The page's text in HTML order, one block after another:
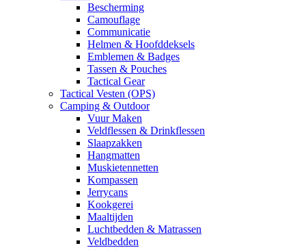
Bescherming
Camouflage
Communicatie
Helmen & Hoofddeksels
Emblemen & Badges
Tassen & Pouches
Tactical Gear
Tactical Vesten (OPS)
Camping & Outdoor
Vuur Maken
Veldflessen & Drinkflessen
Slaapzakken
Hangmatten
Muskietennetten
Kompassen
Jerrycans
Kookgerei
Maaltijden
Luchtbedden & Matrassen
Veldbedden